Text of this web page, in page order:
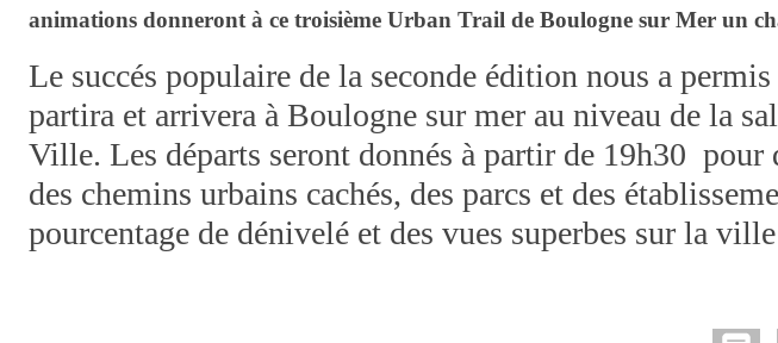
animations donneront à ce troisième Urban Trail de Boulogne sur Mer un
Le succés populaire de la seconde édition nous a
partira et arrivera à Boulogne sur mer au niveau de la
Ville. Les départs seront donnés à partir de 19h30
des chemins urbains cachés, des parcs et des
pourcentage de dénivelé et des vues superbes sur la